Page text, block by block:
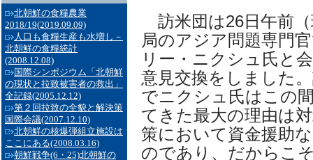
北朝鮮の食糧農業
2018/19(2019.09.09)
人口も食糧生産も水増し－
北朝鮮の食糧統計
(2008.12.08)
国際シンポジウム「北朝鮮
の現状と拉致被害者の救出」
全記録(2005.12.12)
第２回拉致の全貌と解決策
国際会議(2007.12.10)
北朝鮮の核爆弾組立施設は
ここにある(2008.03.16)
朝鮮戦争(6・25)北朝鮮の
訪米団は26日午前
局のアジア問題専門
リー・ニクシュ氏と
意見交換をしました
でニクシュ氏はこの
てきた最大の理由は
策において資金援助
のであり、だからこ